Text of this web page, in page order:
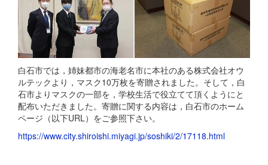
白石市では，姉妹都市の海老名市に本社のある株式会社オウ
ルテックより，マスク10万枚を寄贈されました。そして，白
石市よりマスクの一部を，学校生活で役立てて頂くようにと
配布いただきました。寄贈に関する内容は，白石市のホーム
ページ（以下URL）をご参照下さい。
https://www.city.shiroishi.miyagi.jp/soshiki/2/17118.html